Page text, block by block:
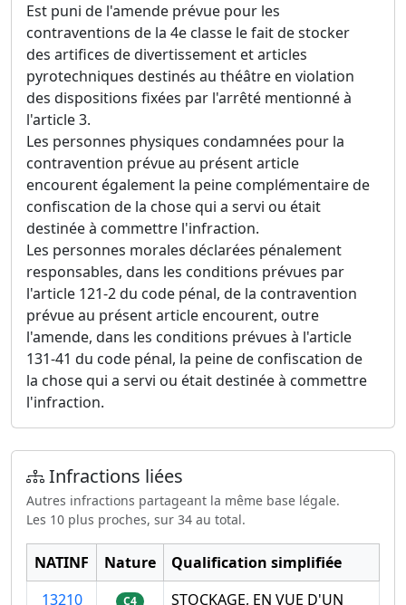
Est puni de l'amende prévue pour les
contraventions de la 4e classe le fait de stocker
des artifices de divertissement et articles
pyrotechniques destinés au théâtre en violation
des dispositions fixées par l'arrêté mentionné à
l'article 3.
Les personnes physiques condamnées pour la
contravention prévue au présent article
encourent également la peine complémentaire de
confiscation de la chose qui a servi ou était
destinée à commettre l'infraction.
Les personnes morales déclarées pénalement
responsables, dans les conditions prévues par
l'article 121-2 du code pénal, de la contravention
prévue au présent article encourent, outre
l'amende, dans les conditions prévues à l'article
131-41 du code pénal, la peine de confiscation de
la chose qui a servi ou était destinée à commettre
l'infraction.
Infractions liées
Autres infractions partageant la même base légale.
Les 10 plus proches, sur 34 au total.
NATINF Nature
Qualification simplifiée
13210
C4 STOCKAGE, EN VUE D'UN